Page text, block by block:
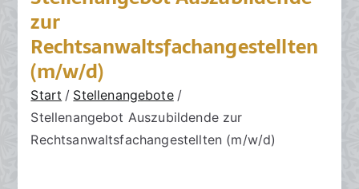
zur
Rechtsanwaltsfachangestellten
(m/w/d)
Start
Stellenangebote
Stellenangebot Auszubildende zur
Rechtsanwaltsfachangestellten (m/w/d)